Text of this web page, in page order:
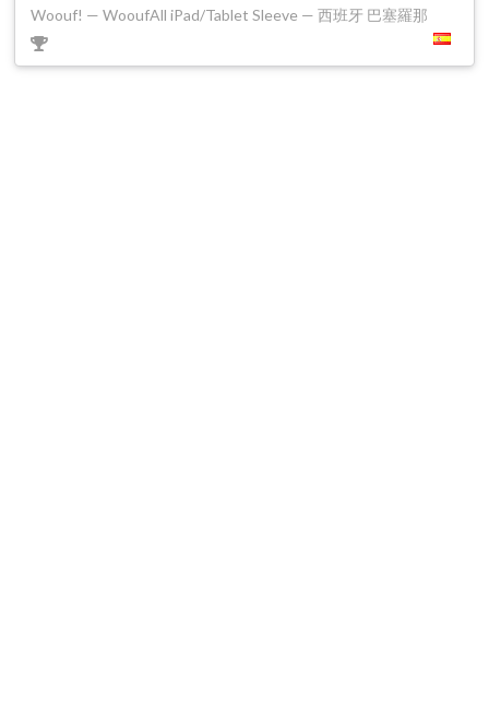
Woouf! — WooufAll iPad/Tablet Sleeve — 西班牙 巴塞羅那